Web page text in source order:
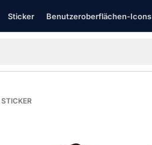
Sticker Benutzeroberflächen-Icons
STICKER